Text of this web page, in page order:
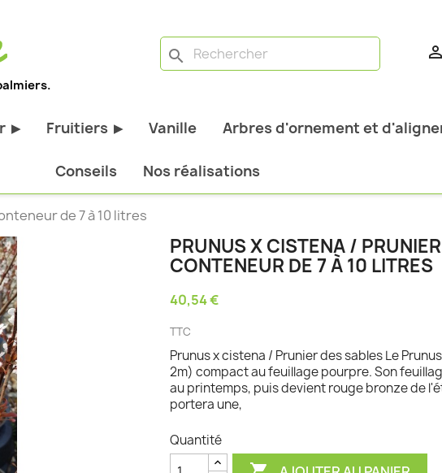
search 
▶
d'extérieur
à feuillage
Fruitiers ▶
Tous les fruitiers
Arbres et arbustes fruitiers
Agrumes
Vanille Arbres d'ornement et
Conseils Nos réalisations
de 7 à 10 litres
PRUNUS X CISTENA /
CONTENEUR DE 7 À 10 LITRES
40,54 €
TTC
Prunus x cistena / Prunier des sables Le
2m) compact au feuillage pourpre. Son
au printemps, puis devient rouge bronze de
portera une,
Quantité